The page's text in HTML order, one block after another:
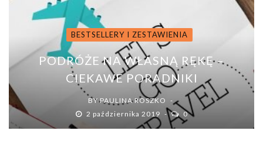
BESTSELLERY I ZESTAWIENIA
PODRÓŻE NA WŁASNĄ RĘKĘ –
CIEKAWE PORADNIKI
BYPAULINA ROSZKO
2 października 2019
0